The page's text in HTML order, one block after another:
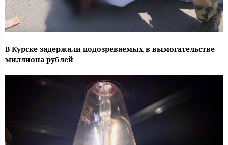
В Курске задержали подозреваемых в вымогательстве
миллиона рублей